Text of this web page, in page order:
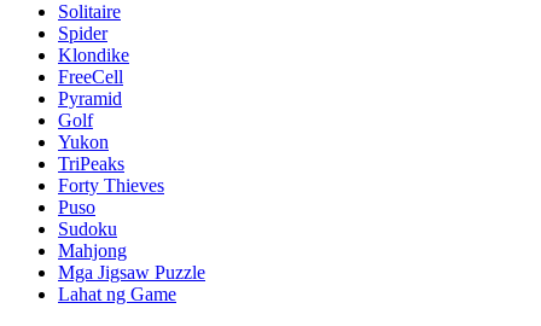
Solitaire
Spider
Klondike
FreeCell
Pyramid
Golf
Yukon
TriPeaks
Forty Thieves
Puso
Sudoku
Mahjong
Mga Jigsaw Puzzle
Lahat ng Game